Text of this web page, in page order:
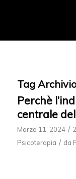
Tag
Perchè
centrale
Marzo 11, 2024 /
Psicoterapia / da